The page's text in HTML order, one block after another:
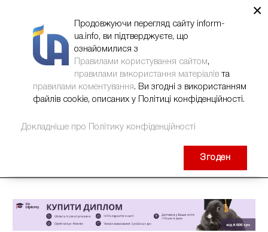
×
Продовжуючи перегляд сайту inform-
ua.info, ви підтверджуєте, що
ознайомилися з
Правилами користування сайтом,
правилами використання матеріалів та
правилами коментування. Ви згодні з використанням
файлів cookie, описаних у Політиці конфіденційності.
Докладніше про Політику конфіденційності
Згоден